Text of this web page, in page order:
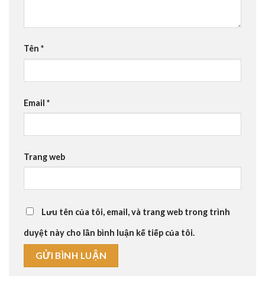
Tên *
Email *
Trang web
Lưu tên của tôi, email, và trang web trong trình
duyệt này cho lần bình luận kế tiếp của tôi.